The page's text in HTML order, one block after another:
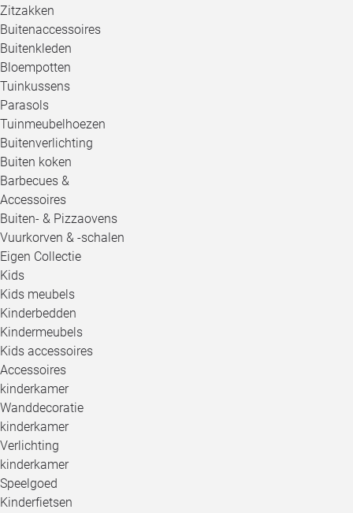
Zitzakken
Buitenaccessoires
Buitenkleden
Bloempotten
Tuinkussens
Parasols
Tuinmeubelhoezen
Buitenverlichting
Buiten koken
Barbecues &
Accessoires
Buiten- & Pizzaovens
Vuurkorven & -schalen
Eigen Collectie
Kids
Kids meubels
Kinderbedden
Kindermeubels
Kids accessoires
Accessoires
kinderkamer
Wanddecoratie
kinderkamer
Verlichting
kinderkamer
Speelgoed
Kinderfietsen